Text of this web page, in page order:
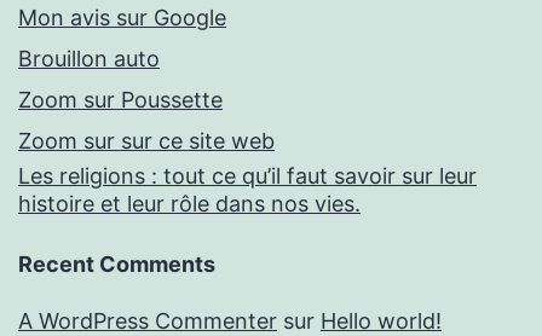
Mon avis sur Google
Brouillon auto
Zoom sur Poussette
Zoom sur sur ce site web
Les religions : tout ce qu’il faut savoir sur leur
histoire et leur rôle dans nos vies.
Recent Comments
A WordPress Commenter sur Hello world!